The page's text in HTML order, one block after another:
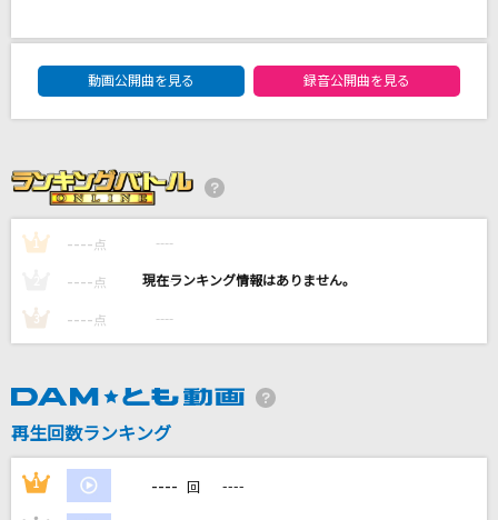
ぷりきゅきゅ
King Gnu
GASSHOW
SAD SONG
ヨルシカ
DAM★ともボーカルエントリーランキング
動画公開曲を見る
録音公開曲を見る
1 ---- 点 ----
---- 点 ----
3 ---- 点 ----
再生回数ランキング
1 ---- 回 ----